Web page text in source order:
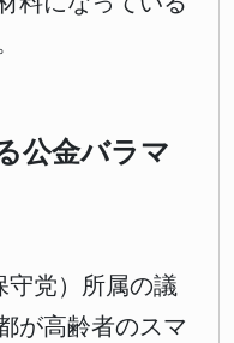
公金バラマ
党）所属の議
が高齢者のスマ